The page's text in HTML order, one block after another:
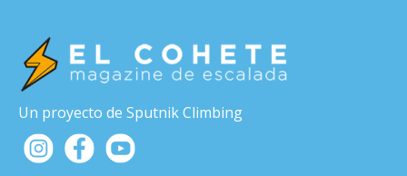
Un proyecto de Sputnik Climbing